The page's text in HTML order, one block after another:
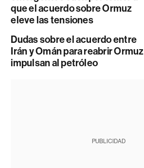
que el acuerdo sobre Ormuz
eleve las tensiones
Dudas sobre el acuerdo entre
Irán y Omán para reabrir Ormuz
impulsan al petróleo
PUBLICIDAD